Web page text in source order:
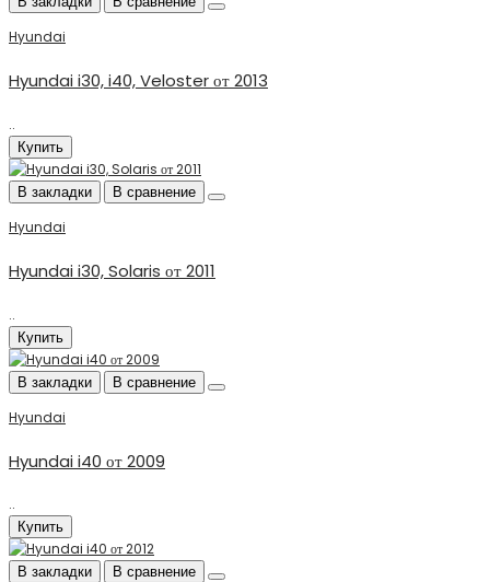
Hyundai
Hyundai i30, i40, Veloster от 2013
..
Купить
В закладки В сравнение
Hyundai
Hyundai i30, Solaris от 2011
..
Купить
В закладки В сравнение
Hyundai
Hyundai i40 от 2009
..
Купить
В закладки В сравнение